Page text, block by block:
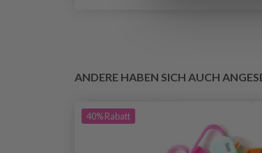
ANDERE HABEN SICH AUCH
40%Rabatt